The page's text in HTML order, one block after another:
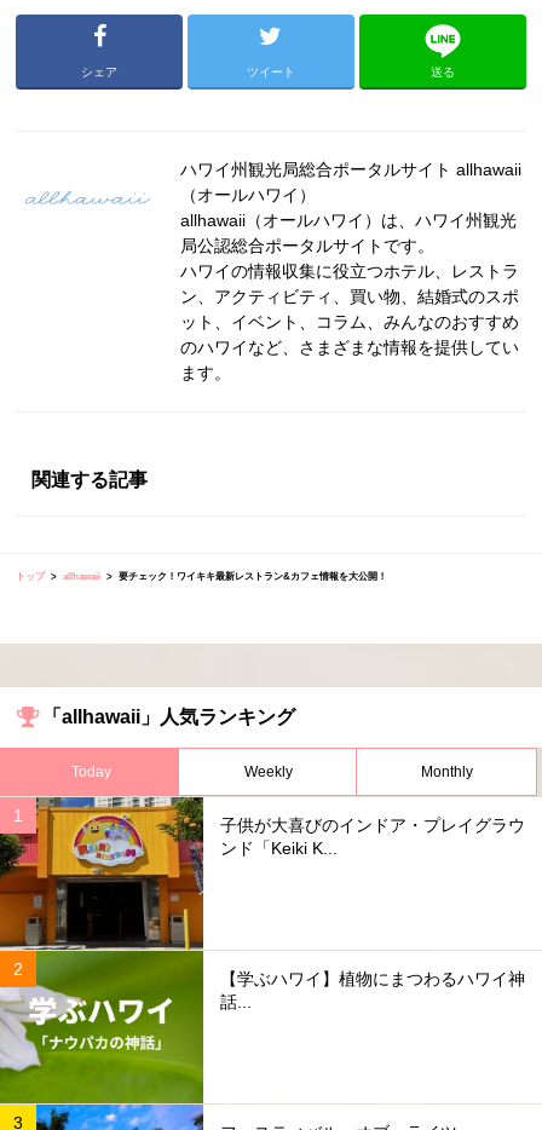
シェア ツイート 送る
ハワイ州観光局総合ポータルサイト allhawaii
（オールハワイ）
allhawaii（オールハワイ）は、ハワイ州観光
局公認総合ポータルサイトです。
ハワイの情報収集に役立つホテル、レストラ
ン、アクティビティ、買い物、結婚式のスポ
ット、イベント、コラム、みんなのおすすめ
のハワイなど、さまざまな情報を提供してい
ます。
関連する記事
トップ allhawaii 要チェック！ワイキキ最新レストラン&カフェ情報を大公開！
「allhawaii」人気ランキング
Today Weekly Monthly
子供が大喜びのインドア・プレイグラウ
ンド「Keiki K...
【学ぶハワイ】植物にまつわるハワイ神
話...